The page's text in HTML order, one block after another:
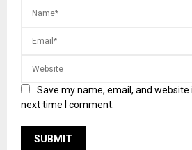
Save my name, email, and
next time I comment.